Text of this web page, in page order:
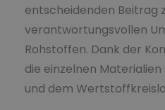
entscheidenden Beitrag
verantwortungsvollen
Rohstoffen. Dank der
die einzelnen
und dem